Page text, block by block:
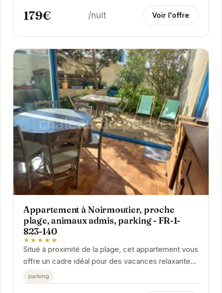
179€ /nuit Voir l'offre
Appartement à Noirmoutier, proche
plage, animaux admis, parking - FR-1-
823-140
★★★★★
Situé à proximité de la plage, cet appartement vous
offre un cadre idéal pour des vacances relaxantes
à Noirmoutier. Accueillant les animaux de...
parking